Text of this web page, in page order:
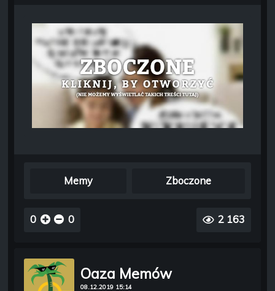
Memy Zboczone
0 0 2 163
Oaza Memów
08.12.2019 15:14